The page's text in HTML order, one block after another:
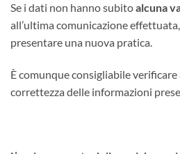
Se i dati non hanno subitoalcuna
all’ultima comunicazione
presentare una nuova pratica.
È comunque consigliabile
correttezza delle informazioni